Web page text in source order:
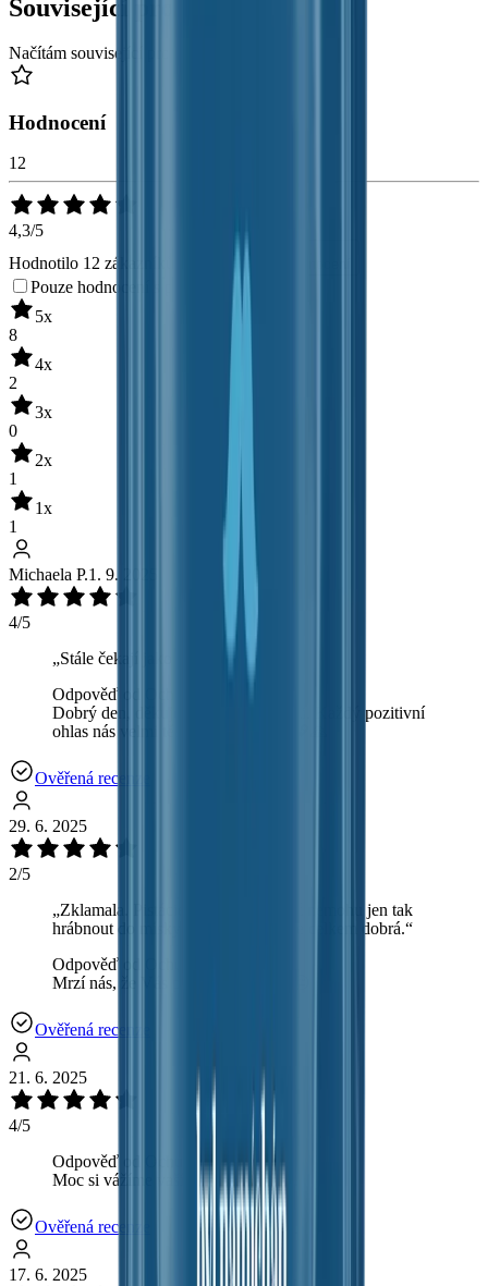
Související produkty
Načítám související produkty...
Hodnocení
12
4,3/5
Hodnotilo 12 zákazníků
Přidat nové hodnocení
Pouze hodnocení s popisem
5x
8
4x
2
3x
0
2x
1
1x
1
Michaela P.1. 9. 2025
4/5
„Stále čekají jako dárek...
Odpověď od OchutnejOřech.cz:
Dobrý den, děkujeme za vaši recenzi. Každý pozitivní
ohlas nás velmi těší a posouvá dál. 💖🙏
Ověřená recenze
29. 6. 2025
2/5
„Zklamala. Pistácie neloupané, tudíž nemohu jen tak
hrábnout do misky. Jinak kombinace celkem dobrá.“
Odpověď od OchutnejOřech.cz:
Mrzí nás, že Vás produkt neoslovil😔
Ověřená recenze
21. 6. 2025
4/5
Odpověď od OchutnejOřech.cz:
Moc si vážíme vaší přízně! ❣️
Ověřená recenze
17. 6. 2025